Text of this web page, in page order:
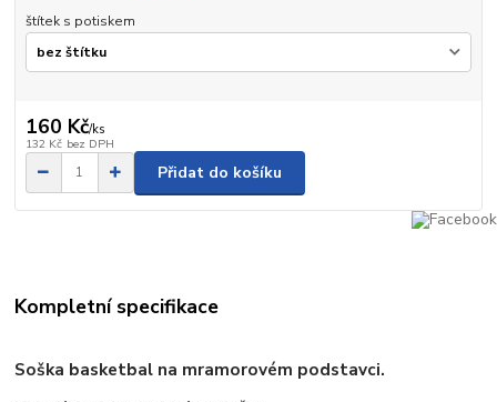
štítek s potiskem
160 Kč/ks
132 Kč bez DPH
Přidat do košíku
Kompletní specifikace
Soška basketbal na mramorovém podstavci.